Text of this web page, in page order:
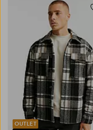
OUTLET